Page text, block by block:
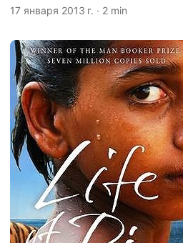
17 января 2013 г. · 2 min